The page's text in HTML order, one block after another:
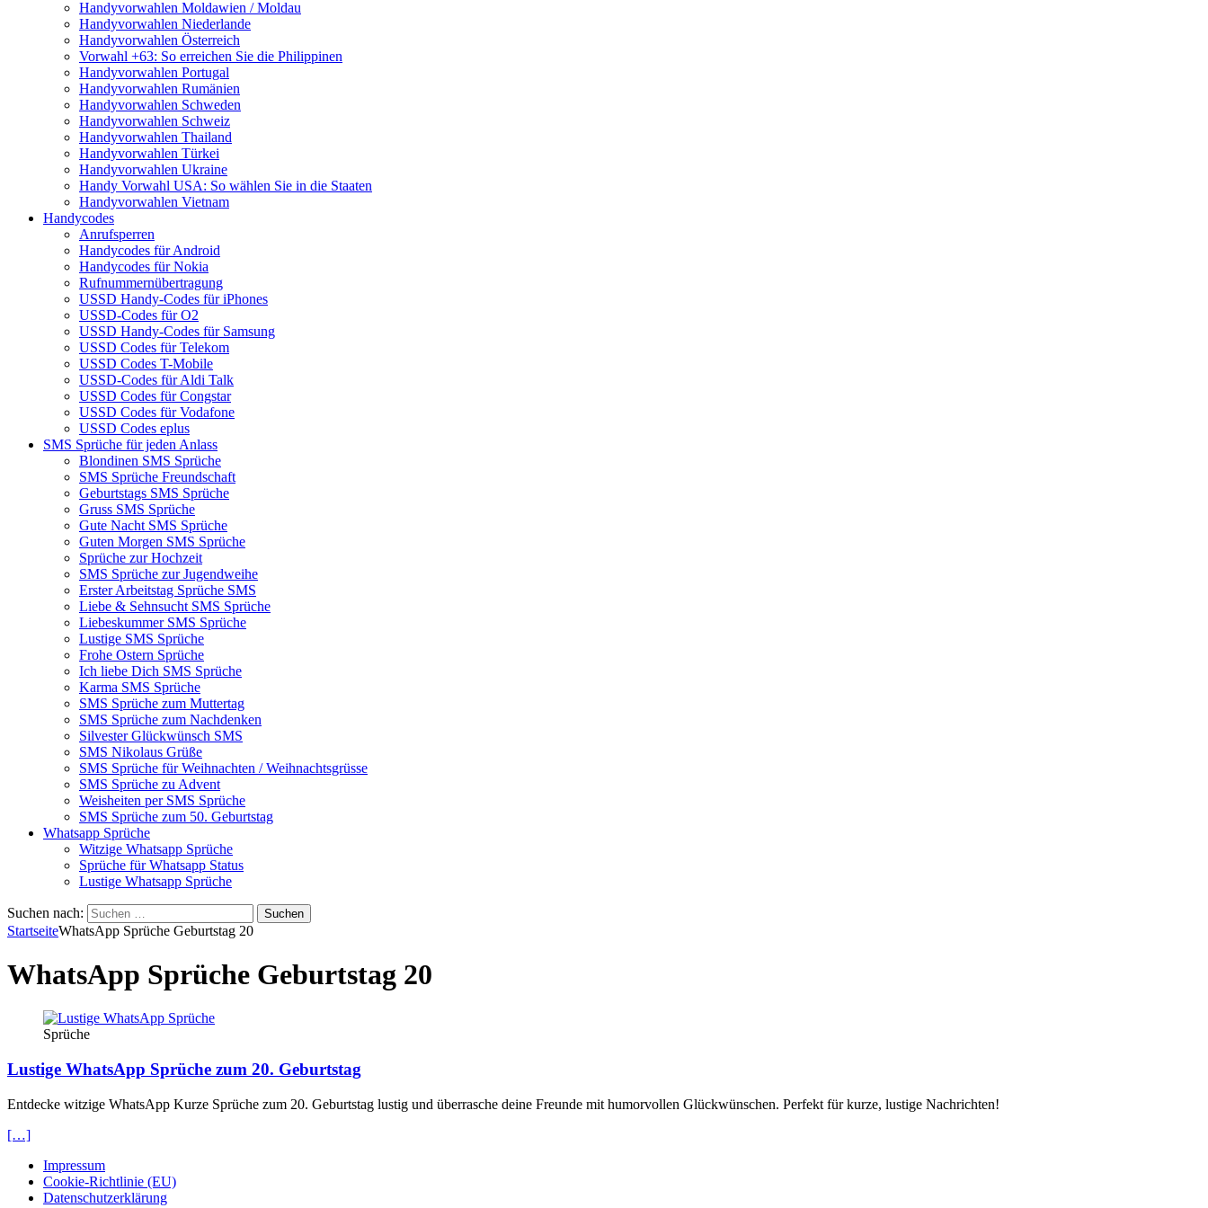
Handyvorwahlen Moldawien / Moldau
Handyvorwahlen Niederlande
Handyvorwahlen Österreich
Vorwahl +63: So erreichen Sie die Philippinen
Handyvorwahlen Portugal
Handyvorwahlen Rumänien
Handyvorwahlen Schweden
Handyvorwahlen Schweiz
Handyvorwahlen Thailand
Handyvorwahlen Türkei
Handyvorwahlen Ukraine
Handy Vorwahl USA: So wählen Sie in die Staaten
Handyvorwahlen Vietnam
Handycodes
Anrufsperren
Handycodes für Android
Handycodes für Nokia
Rufnummernübertragung
USSD Handy-Codes für iPhones
USSD-Codes für O2
USSD Handy-Codes für Samsung
USSD Codes für Telekom
USSD Codes T-Mobile
USSD-Codes für Aldi Talk
USSD Codes für Congstar
USSD Codes für Vodafone
USSD Codes eplus
SMS Sprüche für jeden Anlass
Blondinen SMS Sprüche
SMS Sprüche Freundschaft
Geburtstags SMS Sprüche
Gruss SMS Sprüche
Gute Nacht SMS Sprüche
Guten Morgen SMS Sprüche
Sprüche zur Hochzeit
SMS Sprüche zur Jugendweihe
Erster Arbeitstag Sprüche SMS
Liebe & Sehnsucht SMS Sprüche
Liebeskummer SMS Sprüche
Lustige SMS Sprüche
Frohe Ostern Sprüche
Ich liebe Dich SMS Sprüche
Karma SMS Sprüche
SMS Sprüche zum Muttertag
SMS Sprüche zum Nachdenken
Silvester Glückwünsch SMS
SMS Nikolaus Grüße
SMS Sprüche für Weihnachten / Weihnachtsgrüsse
SMS Sprüche zu Advent
Weisheiten per SMS Sprüche
SMS Sprüche zum 50. Geburtstag
Whatsapp Sprüche
Witzige Whatsapp Sprüche
Sprüche für Whatsapp Status
Lustige Whatsapp Sprüche
Suchen nach:
StartseiteWhatsApp Sprüche Geburtstag 20
WhatsApp Sprüche Geburtstag 20
Sprüche
Lustige WhatsApp Sprüche zum 20. Geburtstag
Entdecke witzige WhatsApp Kurze Sprüche zum 20. Geburtstag lustig und überrasche deine Freunde mit humorvollen Glückwünschen. Perfekt für kurze, lustige Nachrichten!
[…]
Impressum
Cookie-Richtlinie (EU)
Datenschutzerklärung